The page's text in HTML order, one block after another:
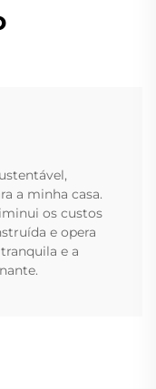
a minha casa.
os custos
e opera
e a